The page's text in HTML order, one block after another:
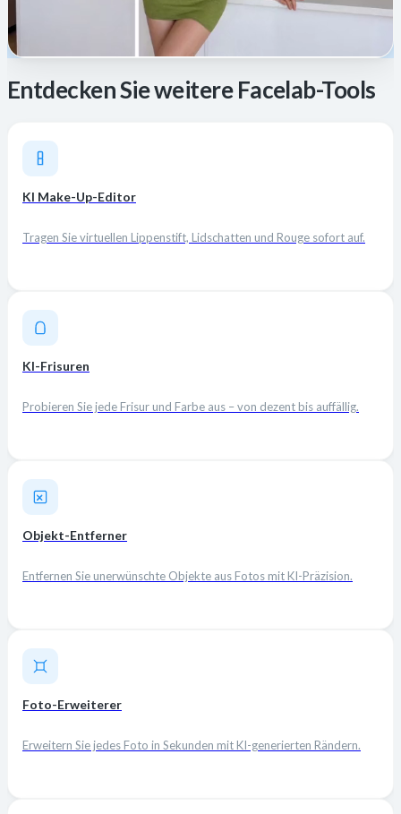
Entdecken Sie weitere Facelab-Tools
KI Make-Up-Editor
Tragen Sie virtuellen Lippenstift, Lidschatten und Rouge sofort auf.
KI-Frisuren
Probieren Sie jede Frisur und Farbe aus – von dezent bis auffällig.
Objekt-Entferner
Entfernen Sie unerwünschte Objekte aus Fotos mit KI-Präzision.
Foto-Erweiterer
Erweitern Sie jedes Foto in Sekunden mit KI-generierten Rändern.